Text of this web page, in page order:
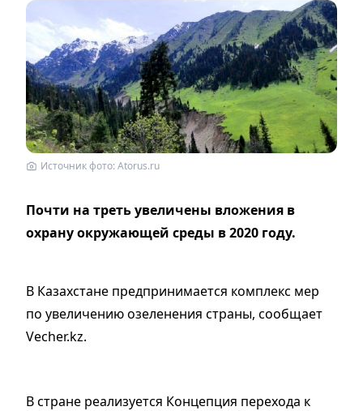
Источник фото: Atorus.ru
Почти на треть увеличены вложения в
охрану окружающей среды в 2020 году.
В Казахстане предпринимается комплекс мер
по увеличению озеленения страны, сообщает
Vecher.kz.
В стране реализуется Концепция перехода к